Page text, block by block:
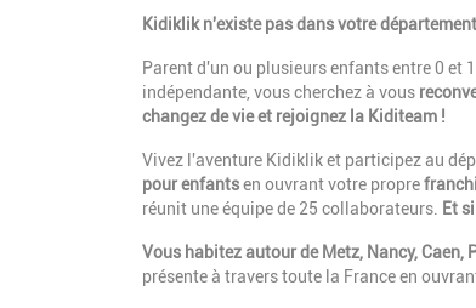
Kidiklik n'existe pas dans votre
Parentd'un ou plusieurs enfants entre 0 et
indépendante, vous cherchez à vous
changez de vie et rejoignez la Kiditeam !
Vivez l'aventure Kidiklik et participez au
pour enfantsen ouvrant votre propre
réunit une équipe de 25 collaborateurs. Et
Vous habitez autour de Metz, Nancy, Caen,
présente à travers toute la France en